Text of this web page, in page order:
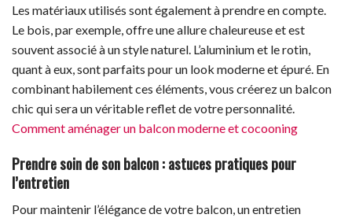
Les matériaux utilisés sont également à prendre en compte.
Le bois, par exemple, offre une allure chaleureuse et est
souvent associé à un style naturel. L’aluminium et le rotin,
quant à eux, sont parfaits pour un look moderne et épuré. En
combinant habilement ces éléments, vous créerez un balcon
chic qui sera un véritable reflet de votre personnalité.
Comment aménager un balcon moderne et cocooning
Prendre soin de son balcon : astuces pratiques pour
l’entretien
Pour maintenir l’élégance de votre balcon, un entretien